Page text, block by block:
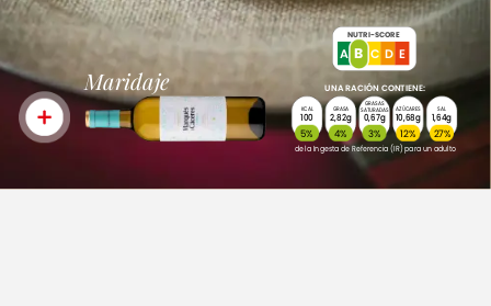
Maridaje UNARACIÓN CONTIENE:
delaIngesta deReferencia (IR)paraunadulto
KCAL
5%
100
27%
1,64g
SAL
12%
10,68g
AZÚCARES
3%
0,67g
GRASAS
SATURADAS
4%
2,82g
GRASA
A B D E
C
NUTRI-SCORE
B